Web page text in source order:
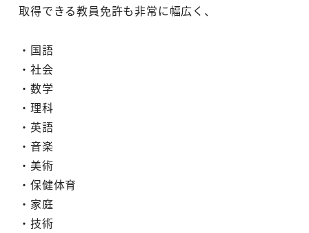
取得できる教員免許も非常に幅広く、
・国語
・社会
・数学
・理科
・英語
・音楽
・美術
・保健体育
・家庭
・技術